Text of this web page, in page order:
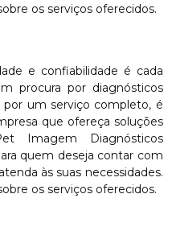
os serviços oferecidos.
e confiabilidade é cada
procura por diagnósticos
por um serviço completo, é
que ofereça soluções
Imagem Diagnósticos
quem deseja contar com
às suas necessidades.
os serviços oferecidos.